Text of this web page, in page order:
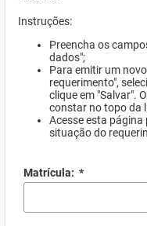
Instruções:
Preencha os
dados";
Para emitir um
requerimento",
clique em "Salvar".
constar no topo da
Acesse esta
situação do
Matrícula: *